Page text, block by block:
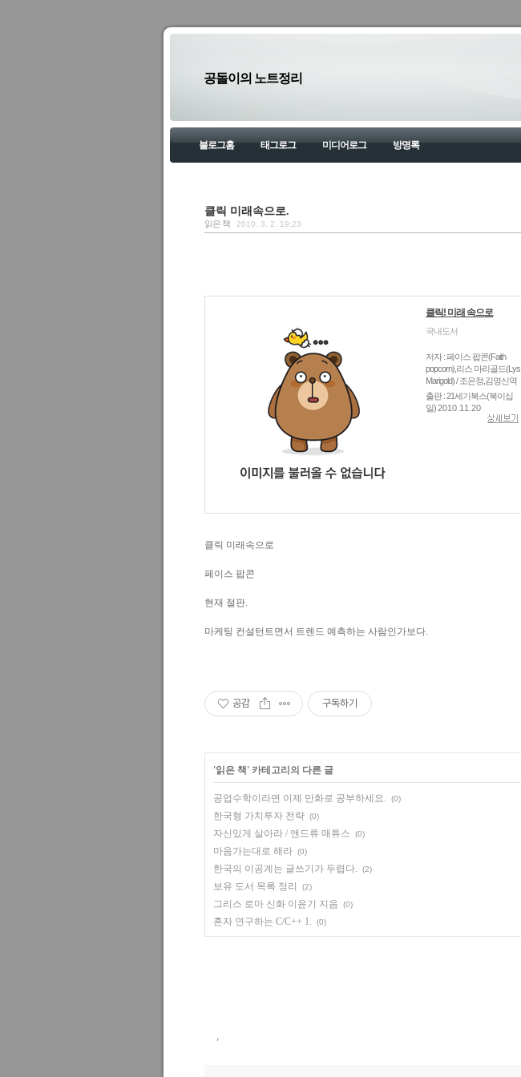
공돌이의 노트정리
블로그홈 태그로그 미디어로그 방명록
클릭 미래속으로.
읽은 책 2010. 3. 2. 19:23
클릭! 미래 속으로
국내도서
저자 : 페이스 팝콘(Faith
popcorn),리스 마리골드(Lys
Marigold) / 조은정,김영신역
출판 : 21세기북스(북이십
일)2010.11.20
클릭 미래속으로
페이스 팝콘
현재 절판.
마케팅 컨설턴트면서 트렌드 예측하는 사람인가보다.
공감 구독하기
'읽은 책 ' 카테고리의 다른 글
공업수학이라면 이제 만화로 공부하세요. (0)
한국형 가치투자 전략 (0)
자신있게 살아라 / 앤드류 매튜스 (0)
마음가는대로 해라 (0)
한국의 이공계는 글쓰기가 두렵다. (2)
보유 도서 목록 정리 (2)
그리스 로마 신화 이윤기 지음 (0)
혼자 연구하는 C/C++ 1. (0)
,